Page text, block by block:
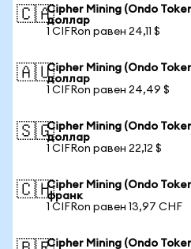
🇨🇦Cipher Mining (Ondo
доллар
1 CIFRon равен 24,11 $
🇦🇺Cipher Mining (Ondo
доллар
1 CIFRon равен 24,49 $
🇸🇬Cipher Mining (Ondo
доллар
1 CIFRon равен 22,12 $
🇨🇭Cipher Mining (Ondo
франк
1 CIFRon равен 13,97 CHF
Cipher Mining (Ondo